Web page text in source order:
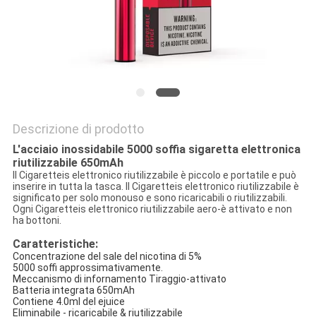
Descrizione di prodotto
L'acciaio inossidabile 5000 soffia sigaretta elettronica
riutilizzabile 650mAh
Il Cigaretteis elettronico riutilizzabile è piccolo e portatile e può
inserire in tutta la tasca. Il Cigaretteis elettronico riutilizzabile è
significato per solo monouso e sono ricaricabili o riutilizzabili.
Ogni Cigaretteis elettronico riutilizzabile aero-è attivato e non
ha bottoni.
Caratteristiche:
Concentrazione del sale del nicotina di 5%
5000 soffi approssimativamente.
Meccanismo di infornamento Tiraggio-attivato
Batteria integrata 650mAh
Contiene 4.0ml del ejuice
Eliminabile - ricaricabile & riutilizzabile